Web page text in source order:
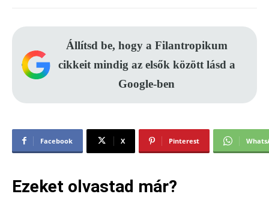
Állítsd be, hogy a Filantropikum
cikkeit mindig az elsők között lásd a
Google-ben
Facebook X Pinterest
Ezeket olvastad már?